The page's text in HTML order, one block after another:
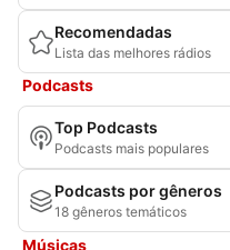
Recomendadas
Lista das melhores rádios
Podcasts
Top Podcasts
Podcasts mais populares
Podcasts por gêneros
18 gêneros temáticos
Músicas